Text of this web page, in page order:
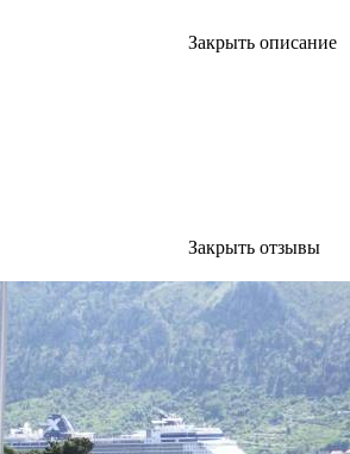
Закрыть описание
Закрыть отзывы